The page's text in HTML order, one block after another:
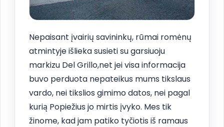
Nepaisant įvairių savininkų, rūmai romėnų
atmintyje išlieka susieti su garsiuoju
markizu Del Grillo,net jei visa informacija
buvo perduota nepateikus mums tikslaus
vardo, nei tikslios gimimo datos, nei pagal
kurią Popiežius jo mirtis įvyko. Mes tik
žinome, kad jam patiko tyčiotis iš ramaus